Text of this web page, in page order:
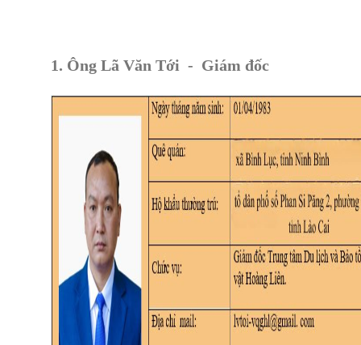
1. Ông Lã Văn Tới - Giám đốc